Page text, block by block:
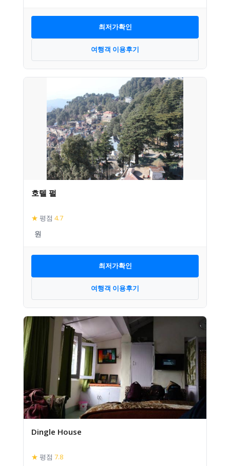
최저가확인
여행객 이용후기
호텔 펄
★ 평점 4.7
최저가확인
여행객 이용후기
Dingle House
★ 평점 7.8